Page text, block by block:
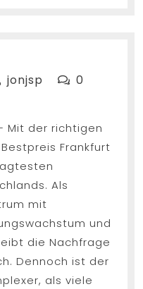
verkaufen
jonjsp jonjsp0
Mit der richtigen
Frankfurt
Als
mit
und
die Nachfrage
Dennoch ist der
als viele